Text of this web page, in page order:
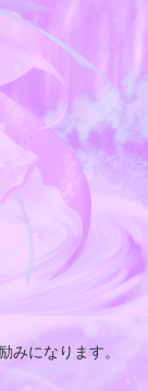
みになります。